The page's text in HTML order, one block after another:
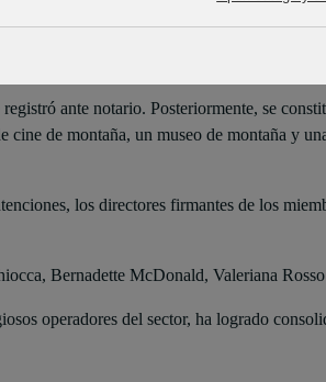
a la promoción y conservación del
de Turín, continuación de un encuentro
ante notario. Posteriormente, se
de montaña, un museo de montaña y
los directores firmantes de los
Bernadette McDonald, Valeriana
operadores del sector, ha logrado